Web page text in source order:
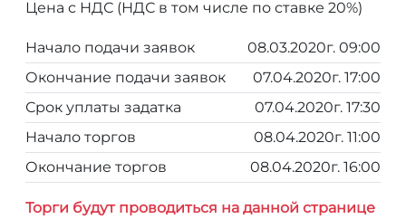
Цена с НДС (НДС в том числе по ставке 20%)
Начало подачи заявок
08.03.2020г. 09:00
Окончание подачи заявок
07.04.2020г. 17:00
Срок уплаты задатка
07.04.2020г. 17:30
Начало торгов
08.04.2020г. 11:00
Окончание торгов
08.04.2020г. 16:00
Торги будут проводиться на данной странице